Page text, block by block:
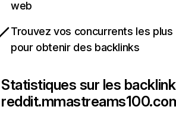
web
Trouvez vos concurrents les
pour obtenir des backlinks
Statistiques sur les